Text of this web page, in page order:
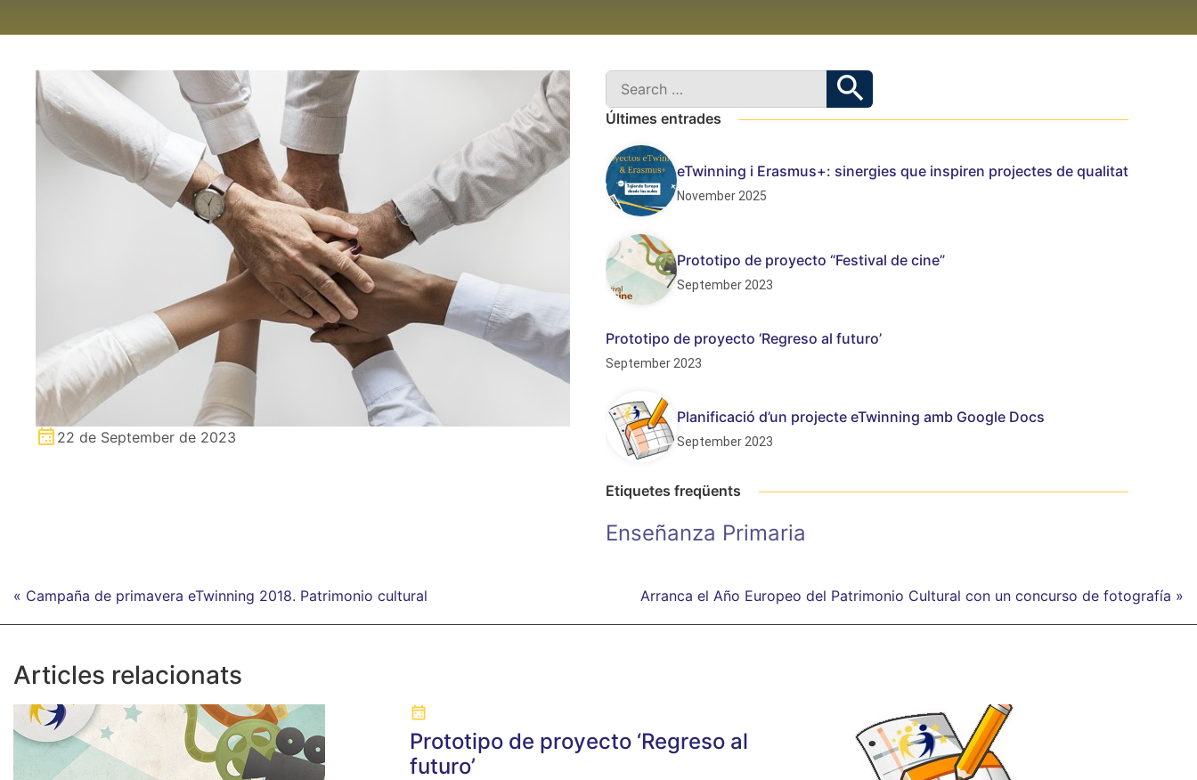
22 de September de 2023
Últimes entrades
eTwinning i Erasmus+: sinergies que inspiren projectes de qualitat
November 2025
Prototipo de proyecto “Festival de cine”
September 2023
Prototipo de proyecto ‘Regreso al futuro’
September 2023
Planificació d’un projecte eTwinning amb Google Docs
September 2023
Etiquetes freqüents
Enseñanza Primaria
« Campaña de primavera eTwinning 2018. Patrimonio cultural Arranca el Año Europeo del Patrimonio Cultural con un concurso de fotografía »
Articles relacionats
Prototipo de proyecto ‘Regreso al
futuro’